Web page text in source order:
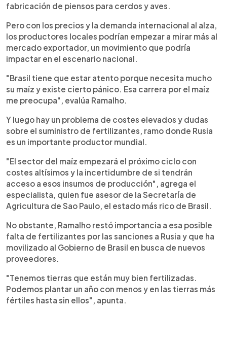
fabricación de piensos para cerdos y aves.
Pero con los precios y la demanda internacional al alza,
los productores locales podrían empezar a mirar más al
mercado exportador, un movimiento que podría
impactar en el escenario nacional.
"Brasil tiene que estar atento porque necesita mucho
su maíz y existe cierto pánico. Esa carrera por el maíz
me preocupa", evalúa Ramalho.
Y luego hay un problema de costes elevados y dudas
sobre el suministro de fertilizantes, ramo donde Rusia
es un importante productor mundial.
"El sector del maíz empezará el próximo ciclo con
costes altísimos y la incertidumbre de si tendrán
acceso a esos insumos de producción", agrega el
especialista, quien fue asesor de la Secretaría de
Agricultura de Sao Paulo, el estado más rico de Brasil.
No obstante, Ramalho restó importancia a esa posible
falta de fertilizantes por las sanciones a Rusia y que ha
movilizado al Gobierno de Brasil en busca de nuevos
proveedores.
"Tenemos tierras que están muy bien fertilizadas.
Podemos plantar un año con menos y en las tierras más
fértiles hasta sin ellos", apunta.